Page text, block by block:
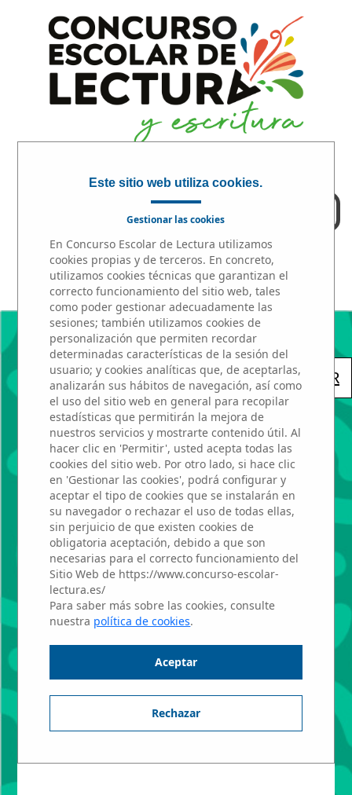
ACCESO PROFESORES
INICIO|PARTICIPA |PREMIOS
« VOLVER
JOSE GARCIA
NIETO
Marta Gordillo
Rodríguez
Profesor: Manuela
Pérez Moreno
1º BACHILLERATO - Aula: 1 B
Este sitio web utiliza cookies.
Gestionar las cookies
En Concurso Escolar de Lectura utilizamos
cookies propias y de terceros. En concreto,
utilizamos cookies técnicas que garantizan el
correcto funcionamiento del sitio web, tales
como poder gestionar adecuadamente las
sesiones; también utilizamos cookies de
personalización que permiten recordar
determinadas características de la sesión del
usuario; y cookies analíticas que, de aceptarlas,
analizarán sus hábitos de navegación, así como
el uso del sitio web en general para recopilar
estadísticas que permitirán la mejora de
nuestros servicios y mostrarte contenido útil. Al
hacer clic en 'Permitir', usted acepta todas las
cookies del sitio web. Por otro lado, si hace clic
en 'Gestionar las cookies', podrá configurar y
aceptar el tipo de cookies que se instalarán en
su navegador o rechazar el uso de todas ellas,
sin perjuicio de que existen cookies de
obligatoria aceptación, debido a que son
necesarias para el correcto funcionamiento del
Sitio Web de https://www.concurso-escolar-
lectura.es/
Para saber más sobre las cookies, consulte
nuestra política de cookies.
Aceptar
Rechazar